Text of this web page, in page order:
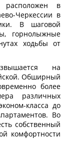
расположен в
Черкессии в
В шаговой
горнолыжные
ходьбы от
на
Обширный
более
различных
класса до
Во
собственный
комфортности